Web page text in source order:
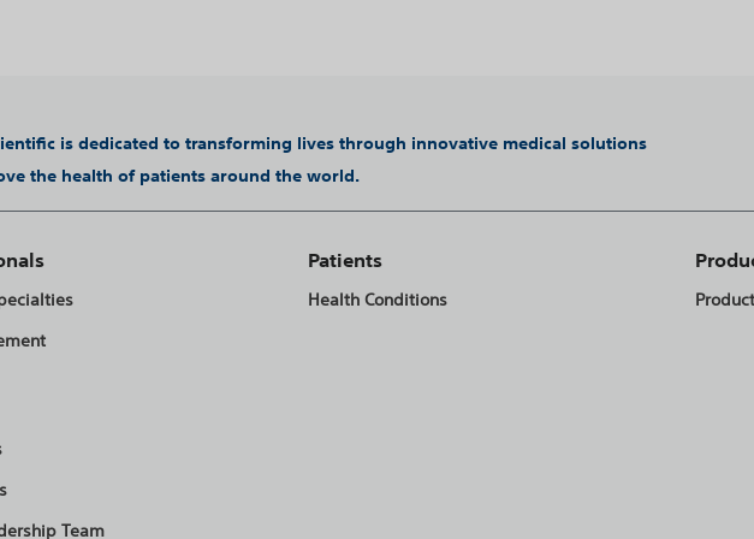
is dedicated to transforming lives through innovative medical solutions
the health of patients around the world.
Patients
Health Conditions
Team